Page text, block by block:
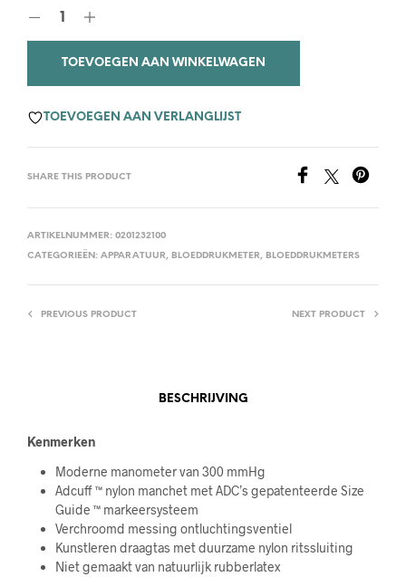
TOEVOEGEN AAN WINKELWAGEN
TOEVOEGEN AAN VERLANGLIJST
SHARE THIS PRODUCT
ARTIKELNUMMER: 0201232100
CATEGORIEËN: APPARATUUR, BLOEDDRUKMETER, BLOEDDRUKMETERS
PREVIOUS PRODUCT NEXT PRODUCT
BESCHRIJVING
Kenmerken
Moderne manometer van 300 mmHg
Adcuff ™ nylon manchet met ADC’s gepatenteerde Size
Guide ™ markeersysteem
Verchroomd messing ontluchtingsventiel
Kunstleren draagtas met duurzame nylon ritssluiting
Niet gemaakt van natuurlijk rubberlatex